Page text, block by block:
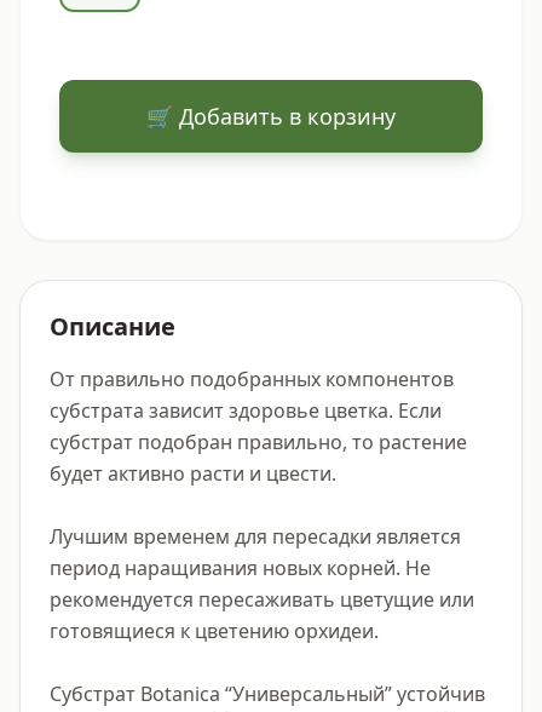
🛒 Добавить в корзину
Описание
От правильно подобранных компонентов
субстрата зависит здоровье цветка. Если
субстрат подобран правильно, то растение
будет активно расти и цвести.
Лучшим временем для пересадки является
период наращивания новых корней. Не
рекомендуется пересаживать цветущие или
готовящиеся к цветению орхидеи.
Субстрат Botanica “Универсальный” устойчив